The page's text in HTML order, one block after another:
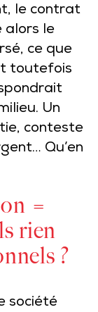
le contrat
alors le
ce que
toutefois
Un
conteste
Qu’en
=
rien
?
société